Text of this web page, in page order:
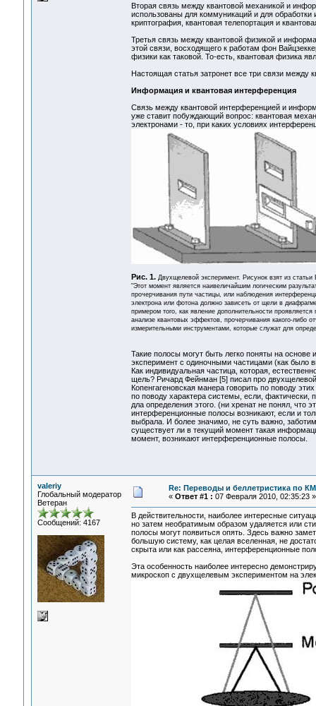
Вторая связь между квантовой механикой и
использованы для коммуникаций и для
криптография, квантовая телепортация и
Третья связь между квантовой физикой и
этой связи, восходящего к работам фон
физики как таковой. То-есть, квантовая физика
Настоящая статья затронет все три связи между
Информация и квантовая интерференция
Связь между квантовой интерференцией и
уже ставит побуждающий вопрос: квантовая
электронами - то, при каких условиях
Рис. 1. Двухщелевой эксперимент. Рисунок взят из
"Этот момент является наивеличайшим логическим
прочерчивания пути частицы, или наблюдения
электрона или фотона должно зависеть от щели в
примером того, как явление дополнительности
анализе квантовых эффектов, прочерчивания какого-либо
измерительными инструментами, которые служат для
Такие полосы могут быть легко поняты на
эксперимент с одиночными частицами (как было
Как индивидуальная частица, которая,
щель? Ричард Фейнман [5] писал про
Копенгагеновская манера говорить по поводу
по поводу характера системы, если, фактически,
дла определения этого. (ни хренат не понял, что
интерференционные полосы возникают, если и
выбрала. И более значимо, не суть важно,
существует ли в текущий момент такая
момент, возникают интерференционные полосы.
valeriy
Глобальный модератор
Ветеран
Сообщений: 4167
Re: Переводы и беллетристика по КМ
« Ответ #1 : 07 Февраля 2010, 02:35:23 »
В действительности, наиболее интересные
но затем необратимым образом удаляется или
полосы могут появиться опять. Здесь важно
большую систему, как целая вселенная, не
скрыта или как рассеяна, интерференционные
Эта особенность наиболее интересно
микроскоп с двухщелевым экспериментом на